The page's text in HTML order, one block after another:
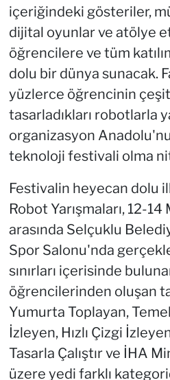
içeriğindeki gösteriler,
dijital oyunlar ve atölye
öğrencilere ve tüm
dolu bir dünya sunacak.
yüzlerce öğrencinin
tasarladıkları robotlarla
organizasyon
teknoloji festivali olma
Festivalin heyecan dolu
Robot Yarışmaları, 12-
arasında Selçuklu
Spor Salonu'nda
sınırları içerisinde
öğrencilerinden oluşan
Yumurta Toplayan,
İzleyen, Hızlı Çizgi
Tasarla Çalıştır ve İHA
üzere yedi farklı